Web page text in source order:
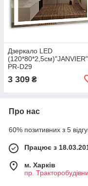
Дзеркало LED
(120*80*2,5см)"JANVIER"
PR-D29
3 309 ₴
Про нас
60% позитивних з 5
Працює з
м. Харків
пр.